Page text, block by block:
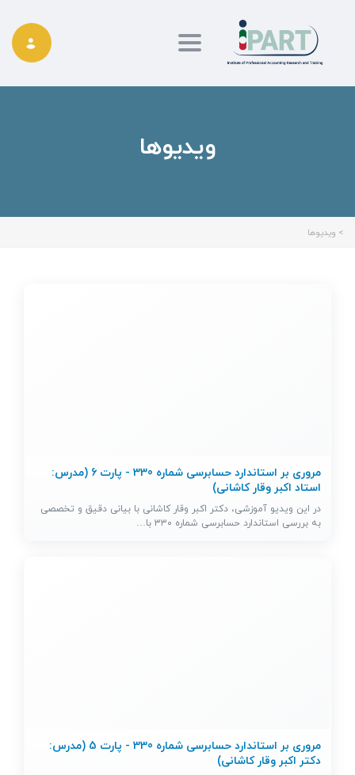
Toggle navigation
ویدیوها
> ویدیوها
مروری بر استاندارد حسابرسی شماره 330 - پارت 6 (مدرس:
استاد اکبر وقار کاشانی)
در این ویدیو آموزشی، دکتر اکبر وقار کاشانی با بیانی دقیق و تخصصی
به بررسی استاندارد حسابرسی شماره ۳۳۰ با…
مروری بر استاندارد حسابرسی شماره 330 - پارت 5 (مدرس:
دکتر اکبر وقار کاشانی)